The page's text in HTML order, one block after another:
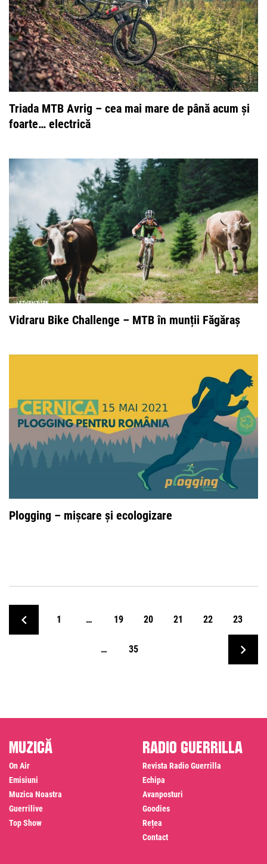
Triada MTB Avrig – cea mai mare de până acum și
foarte… electrică
Vidraru Bike Challenge – MTB în munții Făgăraș
Plogging – mișcare și ecologizare
1 … 19 20 21 22 23
… 35
Muzică
On Air
Emisiuni
Muzica Noastra
Guerrilive
Top Show
Radio Guerrilla
Revista Radio Guerrilla
Echipa
Avanposturi
Goodies
Rețea
Contact